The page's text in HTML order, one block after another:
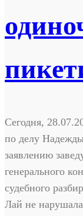
Сегодня,
по делу
заявлению
генерального
судебного
Лай не